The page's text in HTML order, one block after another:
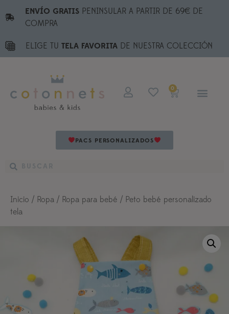
ENVÍO GRATISPENINSULAR A PARTIR DE 69€ DE
COMPRA
ELIGE TU TELA FAVORITA DE NUESTRA COLECCIÓN
0
PACS PERSONALIZADOS
Inicio / Ropa / Ropa para bebé / Peto bebé personalizado
tela